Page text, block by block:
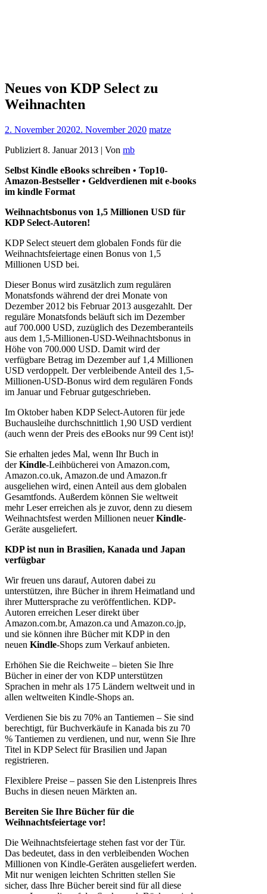
Neues von KDP Select zu
Weihnachten
2. November 20202. November 2020 matze
Publiziert 8. Januar 2013 | Von mb
Selbst Kindle eBooks schreiben • Top10-
Amazon-Bestseller • Geldverdienen mit e-books
im kindle Format
Weihnachtsbonus von 1,5 Millionen USD für
KDP Select-Autoren!
KDP Select steuert dem globalen Fonds für die
Weihnachtsfeiertage einen Bonus von 1,5
Millionen USD bei.
Dieser Bonus wird zusätzlich zum regulären
Monatsfonds während der drei Monate von
Dezember 2012 bis Februar 2013 ausgezahlt. Der
reguläre Monatsfonds beläuft sich im Dezember
auf 700.000 USD, zuzüglich des Dezemberanteils
aus dem 1,5-Millionen-USD-Weihnachtsbonus in
Höhe von 700.000 USD. Damit wird der
verfügbare Betrag im Dezember auf 1,4 Millionen
USD verdoppelt. Der verbleibende Anteil des 1,5-
Millionen-USD-Bonus wird dem regulären Fonds
im Januar und Februar gutgeschrieben.
Im Oktober haben KDP Select-Autoren für jede
Buchausleihe durchschnittlich 1,90 USD verdient
(auch wenn der Preis des eBooks nur 99 Cent ist)!
Sie erhalten jedes Mal, wenn Ihr Buch in
derKindle-Leihbücherei von Amazon.com,
Amazon.co.uk, Amazon.de und Amazon.fr
ausgeliehen wird, einen Anteil aus dem globalen
Gesamtfonds. Außerdem können Sie weltweit
mehr Leser erreichen als je zuvor, denn zu diesem
Weihnachtsfest werden Millionen neuerKindle-
Geräte ausgeliefert.
KDP ist nun in Brasilien, Kanada und Japan
verfügbar
Wir freuen uns darauf, Autoren dabei zu
unterstützen, ihre Bücher in ihrem Heimatland und
ihrer Muttersprache zu veröffentlichen. KDP-
Autoren erreichen Leser direkt über
Amazon.com.br, Amazon.ca und Amazon.co.jp,
und sie können ihre Bücher mit KDP in den
neuen Kindle-Shops zum Verkauf anbieten.
Erhöhen Sie die Reichweite – bieten Sie Ihre
Bücher in einer der von KDP unterstützen
Sprachen in mehr als 175 Ländern weltweit und in
allen weltweiten Kindle-Shops an.
Verdienen Sie bis zu 70% an Tantiemen – Sie sind
berechtigt, für Buchverkäufe in Kanada bis zu 70
% Tantiemen zu verdienen, und nur, wenn Sie Ihre
Titel in KDP Select für Brasilien und Japan
registrieren.
Flexiblere Preise – passen Sie den Listenpreis Ihres
Buchs in diesen neuen Märkten an.
Bereiten Sie Ihre Bücher für die
Weihnachtsfeiertage vor!
Die Weihnachtsfeiertage stehen fast vor der Tür.
Das bedeutet, dass in den verbleibenden Wochen
Millionen von Kindle-Geräten ausgeliefert werden.
Mit nur wenigen leichten Schritten stellen Sie
sicher, dass Ihre Bücher bereit sind für all diese